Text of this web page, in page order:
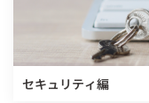
セキュリティ編